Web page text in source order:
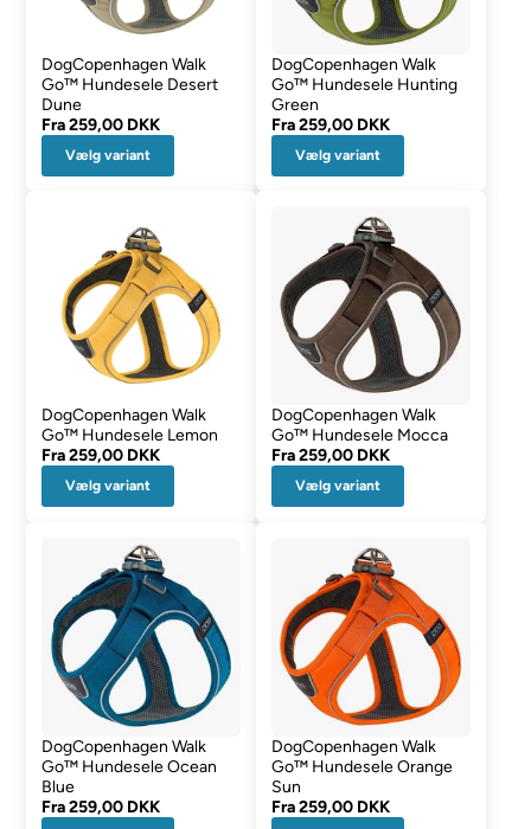
DogCopenhagen Walk
Go™ Hundesele Desert
Dune
Fra259,00 DKK
Vælg variant
DogCopenhagen Walk
Go™ Hundesele Hunting
Green
Fra259,00 DKK
Vælg variant
DogCopenhagen Walk
Go™ Hundesele Lemon
Fra259,00 DKK
Vælg variant
DogCopenhagen Walk
Go™ Hundesele Mocca
Fra259,00 DKK
Vælg variant
DogCopenhagen Walk
Go™ Hundesele Ocean
Blue
Fra259,00 DKK
DogCopenhagen Walk
Go™ Hundesele Orange
Sun
Fra259,00 DKK